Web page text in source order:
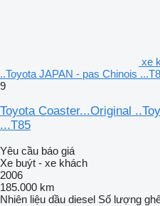
xe
..Toyota JAPAN - pas Chinois
9
Toyota Coaster...Original
...T85
Yêu cầu báo giá
Xe buýt - xe khách
2006
185.000 km
Nhiên liệu dầu diesel Số lượng